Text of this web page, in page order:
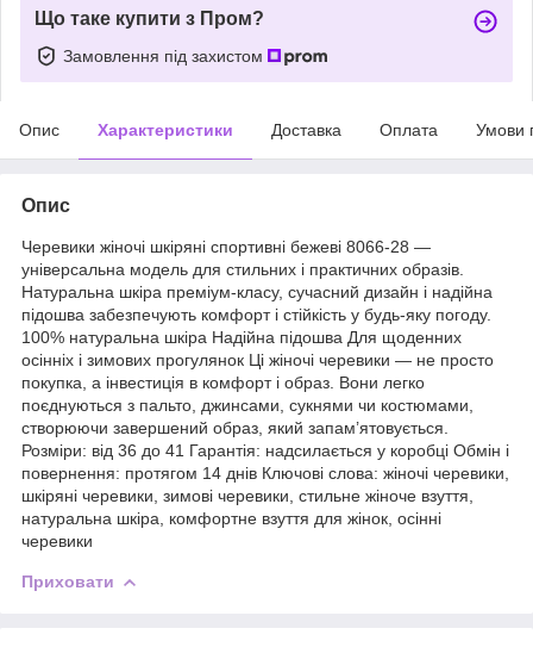
Що таке купити з Пром?
Замовлення під захистом
Опис Характеристики Доставка Оплата Умови
Опис
Черевики жіночі шкіряні спортивні бежеві 8066-28 —
універсальна модель для стильних і практичних образів.
Натуральна шкіра преміум-класу, сучасний дизайн і надійна
підошва забезпечують комфорт і стійкість у будь-яку погоду.
100% натуральна шкіра Надійна підошва Для щоденних
осінніх і зимових прогулянок Ці жіночі черевики — не просто
покупка, а інвестиція в комфорт і образ. Вони легко
поєднуються з пальто, джинсами, сукнями чи костюмами,
створюючи завершений образ, який запам’ятовується.
Розміри: від 36 до 41 Гарантія: надсилається у коробці Обмін і
повернення: протягом 14 днів Ключові слова: жіночі черевики,
шкіряні черевики, зимові черевики, стильне жіноче взуття,
натуральна шкіра, комфортне взуття для жінок, осінні
черевики
Приховати